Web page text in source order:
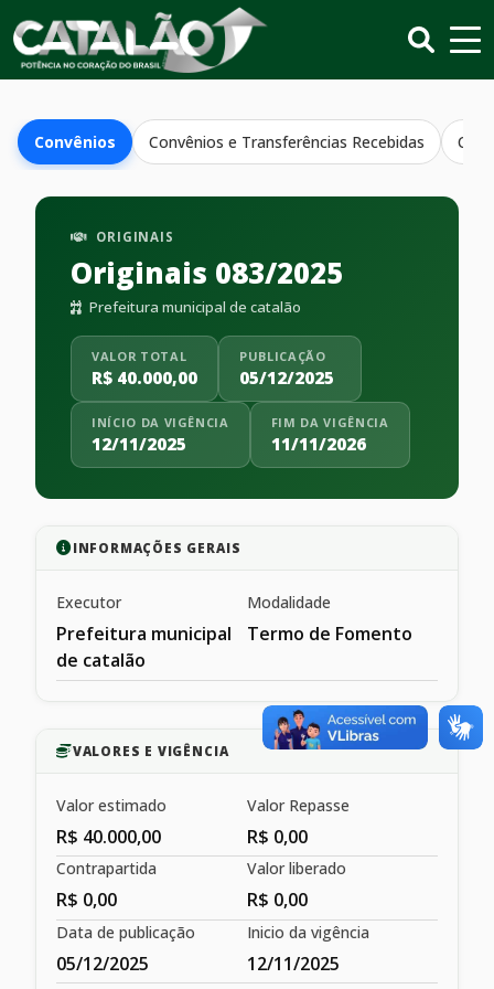
Convênios Convênios e Transferências Recebidas
ORIGINAIS
Originais 083/2025
Prefeitura municipal de catalão
VALOR TOTAL
R$ 40.000,00
PUBLICAÇÃO
05/12/2025
INÍCIO DA VIGÊNCIA
12/11/2025
FIM DA VIGÊNCIA
11/11/2026
INFORMAÇÕES GERAIS
Executor
Prefeitura municipal
de catalão
Modalidade
Termo de Fomento
VALORES E VIGÊNCIA
Valor estimado
R$ 40.000,00
Valor Repasse
R$ 0,00
Contrapartida
R$ 0,00
Valor liberado
R$ 0,00
Data de publicação
05/12/2025
Inicio da vigência
12/11/2025